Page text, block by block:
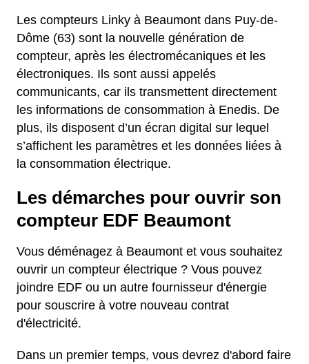
Les compteurs Linky à Beaumont dans Puy-de-
Dôme (63) sont la nouvelle génération de
compteur, après les électromécaniques et les
électroniques. Ils sont aussi appelés
communicants, car ils transmettent directement
les informations de consommation à Enedis. De
plus, ils disposent d’un écran digital sur lequel
s’affichent les paramètres et les données liées à
la consommation électrique.
Les démarches pour ouvrir son
compteur EDF Beaumont
Vous déménagez à Beaumont et vous souhaitez
ouvrir un compteur électrique ? Vous pouvez
joindre EDF ou un autre fournisseur d'énergie
pour souscrire à votre nouveau contrat
d'électricité.
Dans un premier temps, vous devrez d'abord faire